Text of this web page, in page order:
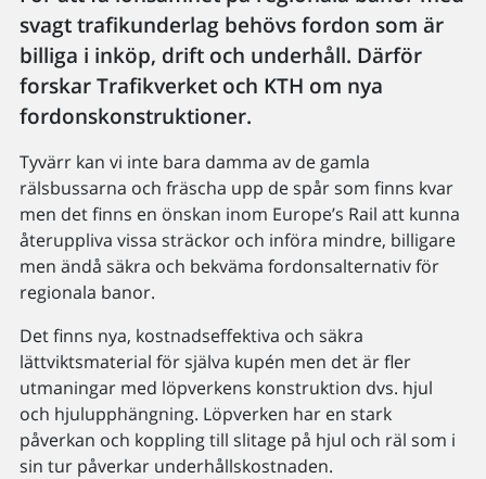
svagt trafikunderlag behövs fordon som är
billiga i inköp, drift och underhåll. Därför
forskar Trafikverket och KTH om nya
fordonskonstruktioner.
Tyvärr kan vi inte bara damma av de gamla
rälsbussarna och fräscha upp de spår som finns kvar
men det finns en önskan inom Europe’s Rail att kunna
återuppliva vissa sträckor och införa mindre, billigare
men ändå säkra och bekväma fordonsalternativ för
regionala banor.
Det finns nya, kostnadseffektiva och säkra
lättviktsmaterial för själva kupén men det är fler
utmaningar med löpverkens konstruktion dvs. hjul
och hjulupphängning. Löpverken har en stark
påverkan och koppling till slitage på hjul och räl som i
sin tur påverkar underhållskostnaden.